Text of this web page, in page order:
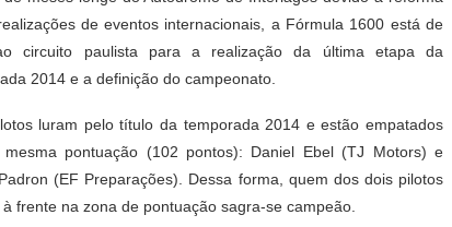
de eventos internacionais, a Fórmula 1600 está de
circuito paulista para a realização da última etapa da
2014 e a definição do campeonato.
luram pelo título da temporada 2014 e estão empatados
pontuação (102 pontos): Daniel Ebel (TJ Motors) e
(EF Preparações). Dessa forma, quem dos dois pilotos
frente na zona de pontuação sagra-se campeão.